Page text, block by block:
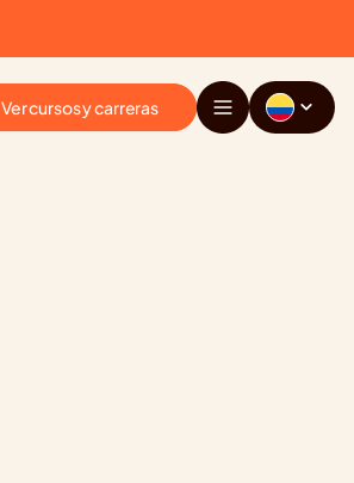
Ver cursos y carreras